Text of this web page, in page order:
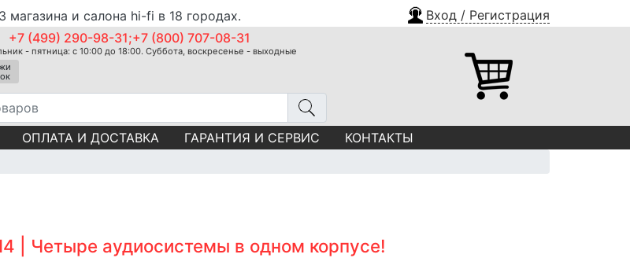
магазина и салона hi-fi в 18 городах. Вход / Регистрация
+7 (499) 290-98-31;+7 (800) 707-08-31
- пятница: с 10:00 до 18:00. Суббота, воскресенье - выходные
ОПЛАТА И ДОСТАВКА ГАРАНТИЯ И СЕРВИС КОНТАКТЫ
| Четыре аудиосистемы в одном корпусе!